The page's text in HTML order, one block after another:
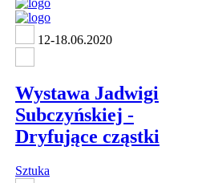
12-18.06.2020
Wystawa Jadwigi
Subczyńskiej -
Dryfujące cząstki
Sztuka